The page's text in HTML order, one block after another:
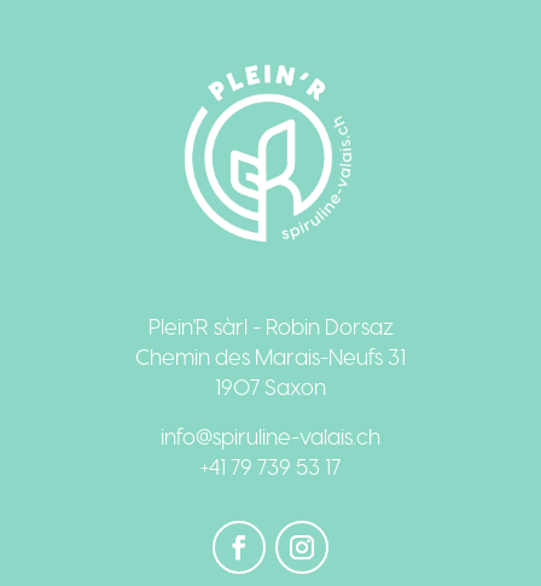
Plein'R sàrl - Robin Dorsaz
Chemin des Marais-Neufs 31
1907 Saxon
info@spiruline-valais.ch
+41 79 739 53 17